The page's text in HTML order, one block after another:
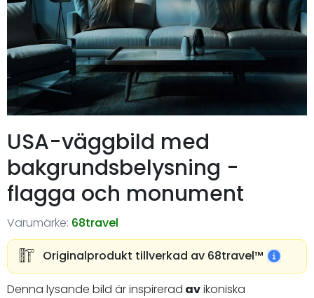
USA-väggbild med
bakgrundsbelysning -
flagga och monument
Varumärke: 68travel
Originalprodukt tillverkad av 68travel™️
Denna lysande bild är inspirerad avikoniska